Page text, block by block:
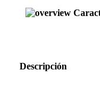
Descripción